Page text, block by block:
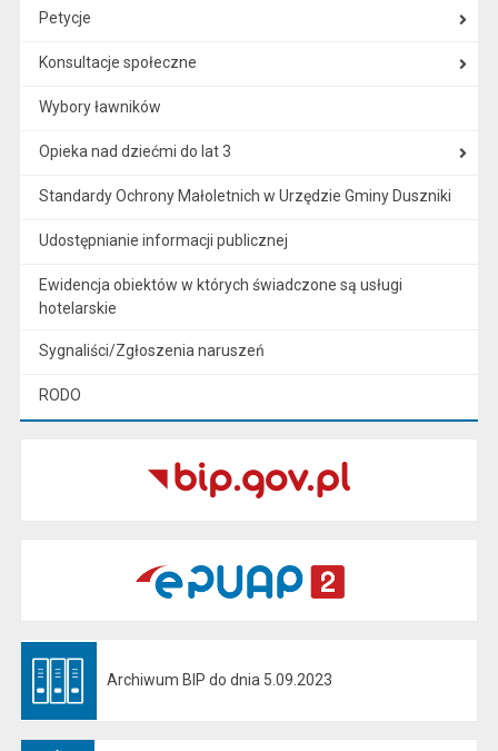
Petycje
Konsultacje społeczne
Wybory ławników
Opieka nad dziećmi do lat 3
Standardy Ochrony Małoletnich w Urzędzie Gminy Duszniki
Udostępnianie informacji publicznej
Ewidencja obiektów w których świadczone są usługi
hotelarskie
Sygnaliści/Zgłoszenia naruszeń
RODO
Archiwum BIP do dnia 5.09.2023